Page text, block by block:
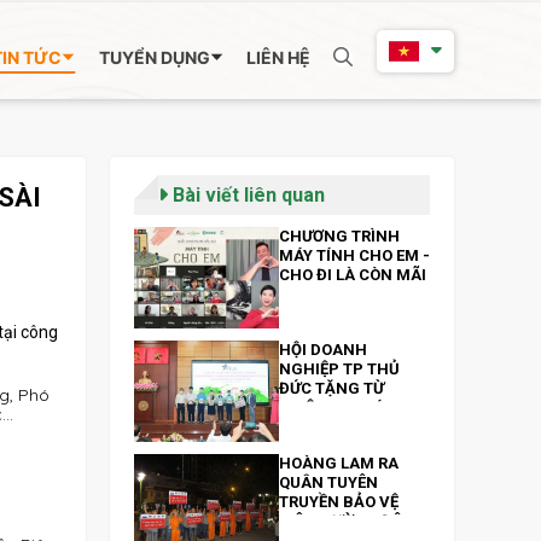
TỨC TUYỂN DỤNG LIÊN HỆ
công
Phó
Bài viết liên quan
CHƯƠNG TRÌNH
MÁY TÍNH CHO EM -
CHO ĐI LÀ CÒN MÃI
HỘI DOANH
NGHIỆP TP THỦ
ĐỨC TẶNG TỪ
THIỆN 300 MÁY
NGÀY 13/10
HOÀNG LAM RA
QUÂN TUYÊN
TRUYỀN BẢO VỆ
MÔI TRƯỜNG ĐÊM